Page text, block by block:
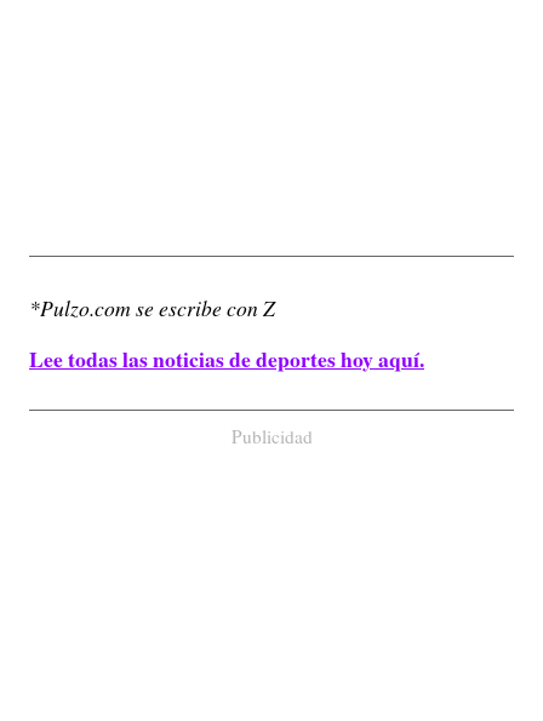
*Pulzo.com se escribe con Z
Lee todas las noticias de deportes hoy aquí.
Publicidad